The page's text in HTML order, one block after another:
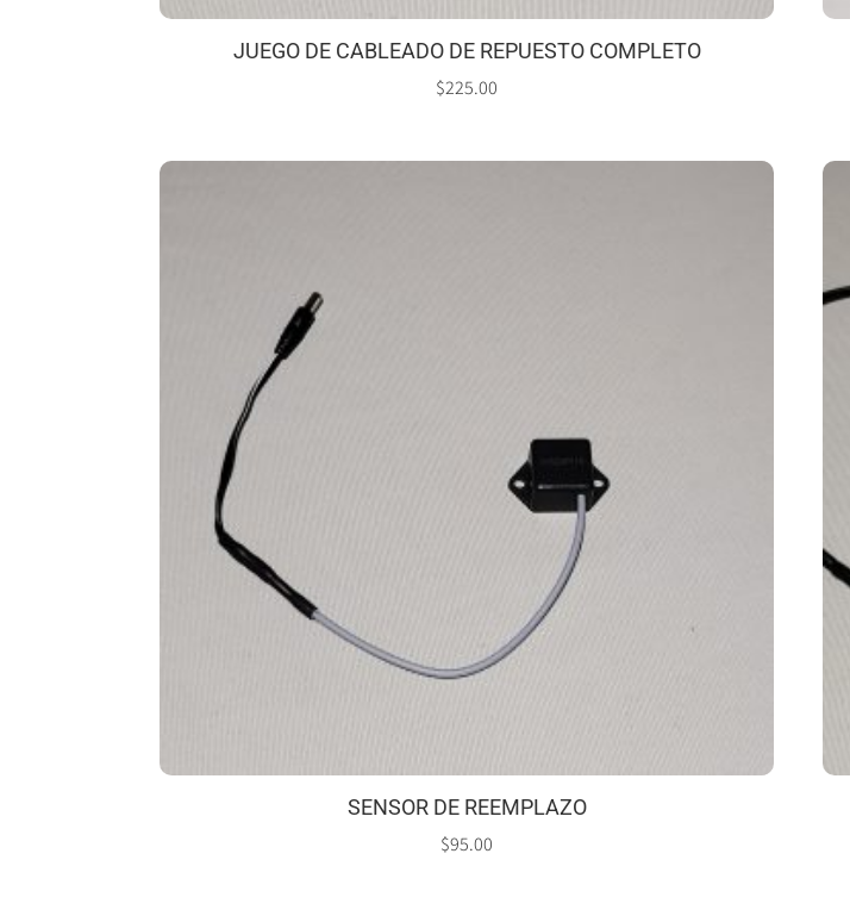
JUEGO DE CABLEADO DE REPUESTO COMPLETO
$225.00
SENSOR DE REEMPLAZO
$95.00